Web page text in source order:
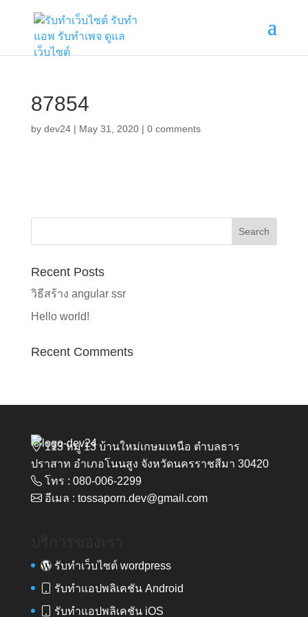
87854
by dev24| May 31, 2020| 0 comments
Recent Posts
วิธีสร้าง angular ssr
Hello world!
Recent Comments
113 หมู่ 13 บ้านใหม่เกษมเหนือ ตำบลธาร
ปราสาท อำเภอโนนสูง จังหวัดนครราชสีมา 30420
โทร : 080-006-2299
อีเมล : tossaporn.dev@gmail.com
รับทำเว็บไซต์ wordpress
รับทำแอปพลิเคชัน Android
รับทำแอปพลิเคชัน iOS